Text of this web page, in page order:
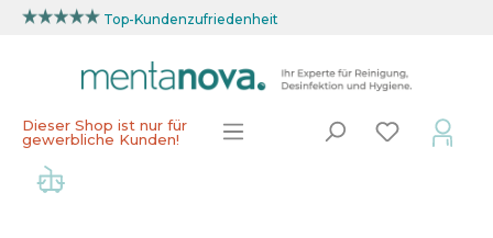
Top-Kundenzufriedenheit
Dieser Shop ist nur für
gewerbliche Kunden!